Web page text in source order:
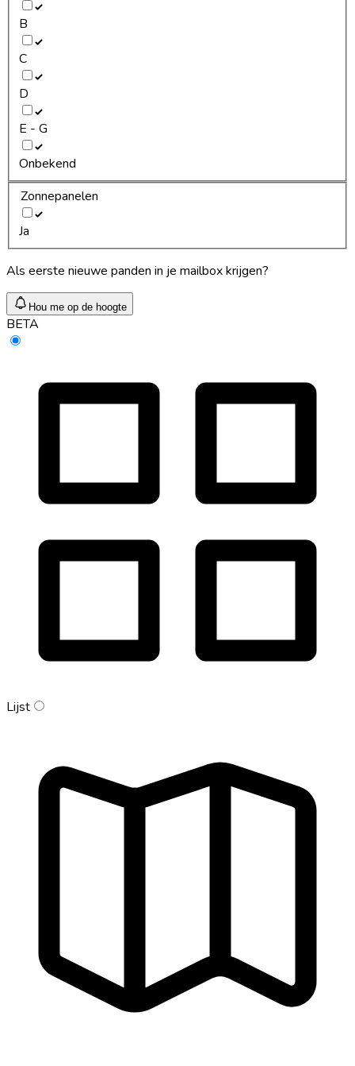
B
C
D
E - G
Onbekend
Zonnepanelen
Ja
Als eerste nieuwe panden in je mailbox krijgen?
Hou me op de hoogte
BETA
Lijst